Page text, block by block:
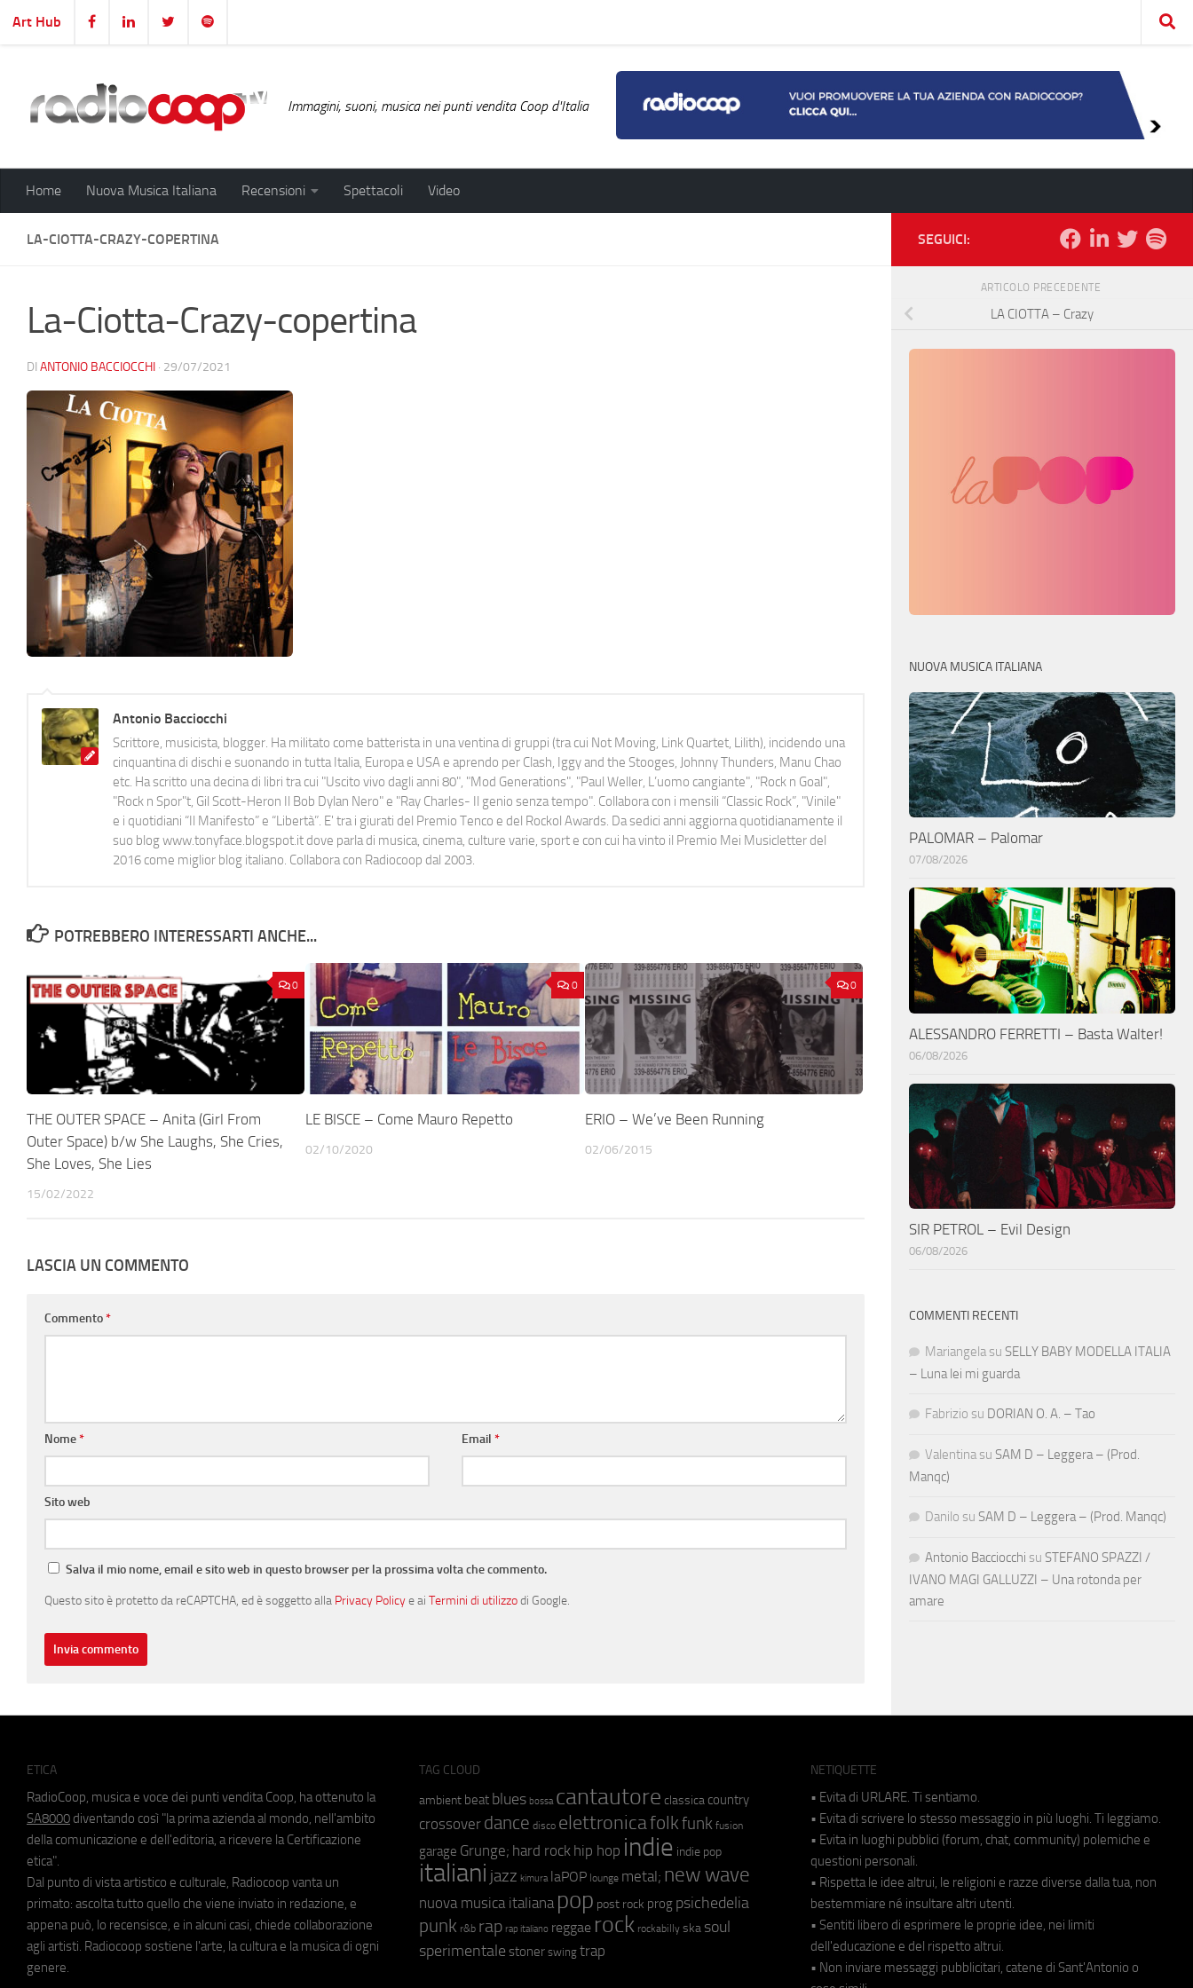
Salta al contenuto
Art Hub
Immagini, suoni, musica nei punti vendita Coop d'Italia
Home Nuova Musica Italiana Recensioni Spettacoli Video
LA-CIOTTA-CRAZY-COPERTINA
La-Ciotta-Crazy-copertina
DI ANTONIO BACCIOCCHI · 29/07/2021
Antonio Bacciocchi
Scrittore, musicista, blogger. Ha militato come batterista in una ventina di gruppi (tra cui Not Moving, Link Quartet, Lilith), incidendo una
cinquantina di dischi e suonando in tutta Italia, Europa e USA e aprendo per Clash, Iggy and the Stooges, Johnny Thunders, Manu Chao
etc. Ha scritto una decina di libri tra cui "Uscito vivo dagli anni 80", "Mod Generations", "Paul Weller, L’uomo cangiante", "Rock n Goal",
"Rock n Spor"t, Gil Scott-Heron Il Bob Dylan Nero" e "Ray Charles- Il genio senza tempo". Collabora con i mensili “Classic Rock”, "Vinile"
e i quotidiani “Il Manifesto” e “Libertà”. E' tra i giurati del Premio Tenco e del Rockol Awards. Da sedici anni aggiorna quotidianamente il
suo blog www.tonyface.blogspot.it dove parla di musica, cinema, culture varie, sport e con cui ha vinto il Premio Mei Musicletter del
2016 come miglior blog italiano. Collabora con Radiocoop dal 2003.
POTREBBERO INTERESSARTI ANCHE...
0
THE OUTER SPACE – Anita (Girl From
Outer Space) b/w She Laughs, She Cries,
She Loves, She Lies
15/02/2022
0
LE BISCE – Come Mauro Repetto
02/10/2020
0
ERIO – We’ve Been Running
02/06/2015
LASCIA UN COMMENTO
Commento*
Nome* Email*
Sito web
Salva il mio nome, email e sito web in questo browser per la prossima volta che commento.
Questo sito è protetto da reCAPTCHA, ed è soggetto alla Privacy Policye ai Termini di utilizzodi Google.
SEGUICI:
ARTICOLO PRECEDENTE
LA CIOTTA – Crazy
NUOVA MUSICA ITALIANA
PALOMAR – Palomar
07/08/2026
ALESSANDRO FERRETTI – Basta Walter!
06/08/2026
SIR PETROL – Evil Design
06/08/2026
COMMENTI RECENTI
Mariangela su SELLY BABY MODELLA ITALIA
– Luna lei mi guarda
Fabrizio su DORIAN O. A. – Tao
Valentina su SAM D – Leggera – (Prod.
Manqc)
Danilo su SAM D – Leggera – (Prod. Manqc)
Antonio Bacciocchi su STEFANO SPAZZI /
IVANO MAGI GALLUZZI – Una rotonda per
amare
ETICA
RadioCoop, musica e voce dei punti vendita Coop, ha ottenuto la
SA8000 diventando così "la prima azienda al mondo, nell'ambito
della comunicazione e dell'editoria, a ricevere la Certificazione
etica".
Dal punto di vista artistico e culturale, Radiocoop vanta un
primato: ascolta tutto quello che viene inviato in redazione, e
appena può, lo recensisce, e in alcuni casi, chiede collaborazione
agli artisti. Radiocoop sostiene l'arte, la cultura e la musica di ogni
genere.
TAG CLOUD
ambient beat blues bossa cantautore classica country
crossover dance disco elettronicafolkfunk fusion
garage Grunge; hard rock hip hop indie indie pop
italiani jazz kimura laPOP lounge metal; new wave
nuova musica italiana pop post rock prog psichedelia
punk r&b rap rap italiano reggae rock rockabilly ska soul
sperimentale stoner swing trap
NETIQUETTE
• Evita di URLARE. Ti sentiamo.
• Evita di scrivere lo stesso messaggio in più luoghi. Ti leggiamo.
• Evita in luoghi pubblici (forum, chat, community) polemiche e
questioni personali.
• Rispetta le idee altrui, le religioni e razze diverse dalla tua, non
bestemmiare né insultare altri utenti.
• Sentiti libero di esprimere le proprie idee, nei limiti
dell'educazione e del rispetto altrui.
• Non inviare messaggi pubblicitari, catene di Sant'Antonio o